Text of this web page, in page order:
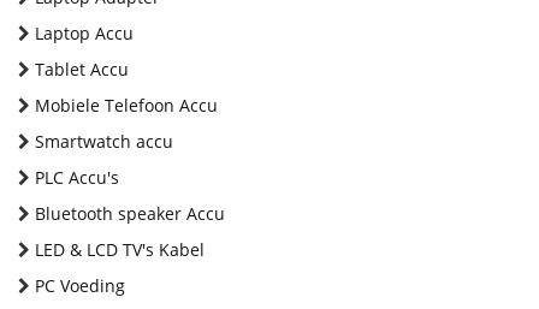
Laptop Accu
Tablet Accu
Mobiele Telefoon Accu
Smartwatch accu
PLC Accu's
Bluetooth speaker Accu
LED & LCD TV's Kabel
PC Voeding